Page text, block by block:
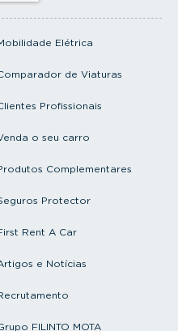
Elétrica
de Viaturas
Profissionais
o seu carro
Complementares
Protector
Rent A Car
e Notícias
FILINTO MOTA